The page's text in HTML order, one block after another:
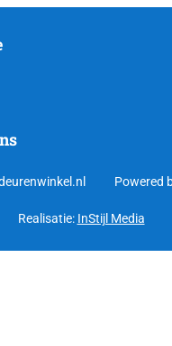
Powered
Realisatie: InStijl Media